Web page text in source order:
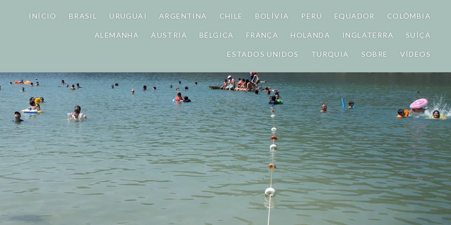
INÍCIO BRASIL URUGUAI ARGENTINA CHILE BOLÍVIA PERU EQUADOR COLÔMBIA
ALEMANHA ÁUSTRIA BÉLGICA FRANÇA HOLANDA INGLATERRA SUÍÇA
ESTADOS UNIDOS TURQUIA SOBRE VÍDEOS